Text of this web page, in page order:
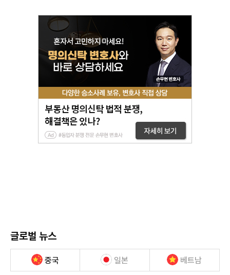
글로벌 뉴스
중국 일본 베트남